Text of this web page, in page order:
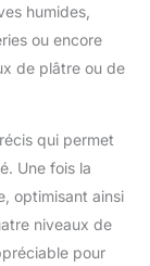
humides,
ou encore
de plâtre ou de
qui permet
Une fois la
optimisant ainsi
niveaux de
pour